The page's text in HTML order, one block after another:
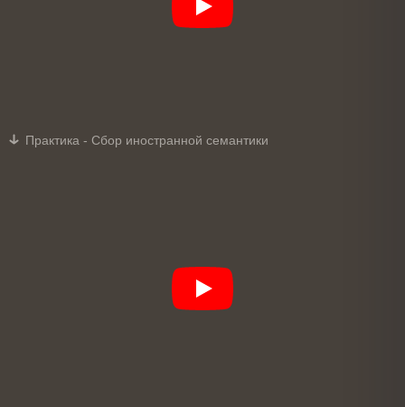
Практика - Сбор иностранной семантики